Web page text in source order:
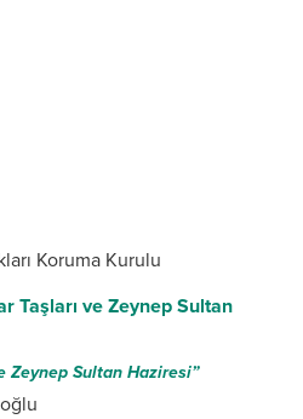
Koruma Kurulu
Taşları ve Zeynep Sultan
Zeynep Sultan Haziresi”